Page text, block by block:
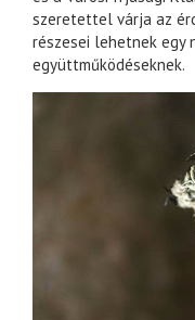
szeretettel várja az
részesei lehetnek egy
együttműködéseknek.